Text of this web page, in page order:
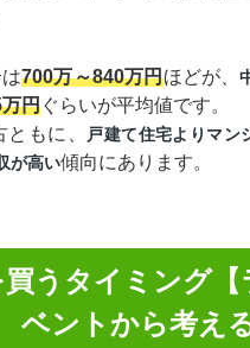
700万～840万円ほどが、
円ぐらいが平均値です。
もに、
戸建て住宅よりマン
が高い傾向にあります。
買うタイミング【
ベントから考える